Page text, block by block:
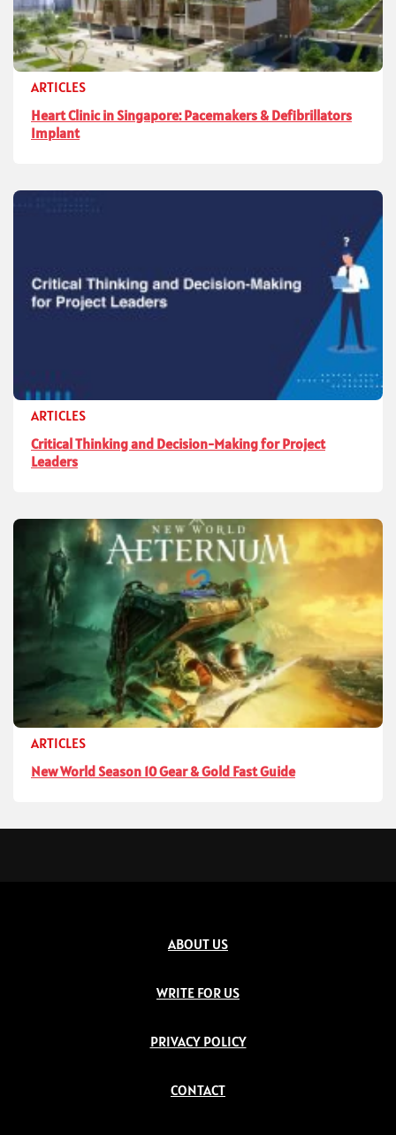
ARTICLES
Heart Clinic in Singapore: Pacemakers & Defibrillators
Implant
ARTICLES
Critical Thinking and Decision-Making for Project
Leaders
ARTICLES
New World Season 10 Gear & Gold Fast Guide
ABOUT US
WRITE FOR US
PRIVACY POLICY
CONTACT